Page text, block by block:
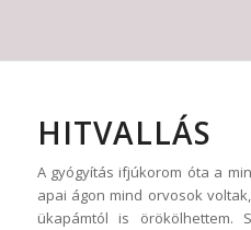
HITVALLÁS
A gyógyítás ifjúkorom óta a
apai ágon mind orvosok
ükapámtól is örökölhettem.